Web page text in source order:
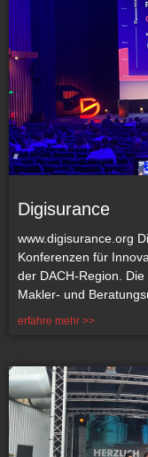
Digisurance
www.digisurance.org
Konferenzen für
der DACH-Region.
Makler- und
erfahre mehr >>